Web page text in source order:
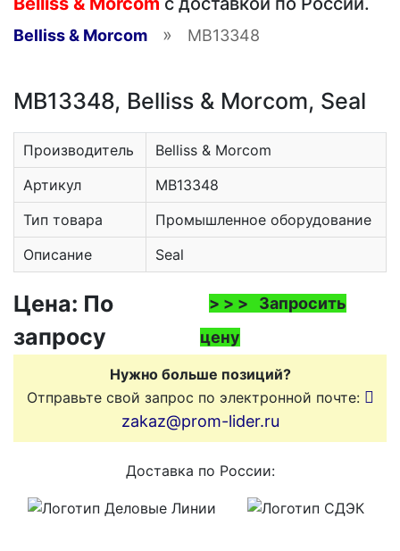
Belliss & Morcom » MB13348
MB13348, Belliss & Morcom, Seal
Производитель
Belliss & Morcom
Артикул
MB13348
Тип товара
Промышленное оборудование
Описание
Seal
Цена: По
запросу
> > > Запросить
цену
Нужно больше позиций?
Отправьте свой запрос по электронной почте:
zakaz@prom-lider.ru
Доставка по России: